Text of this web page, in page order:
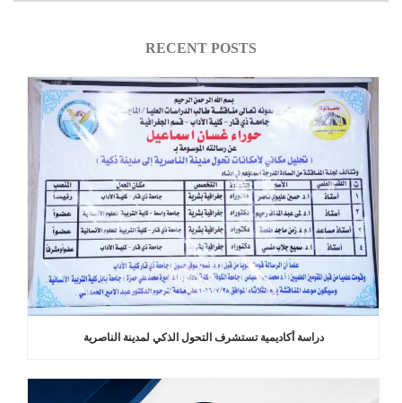
RECENT POSTS
دراسة أكاديمية تستشرف التحول الذكي لمدينة الناصرية